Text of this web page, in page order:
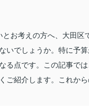
とお考えの方へ、大田
いでしょうか。特に予
る点です。この記事で
ご紹介します。これか